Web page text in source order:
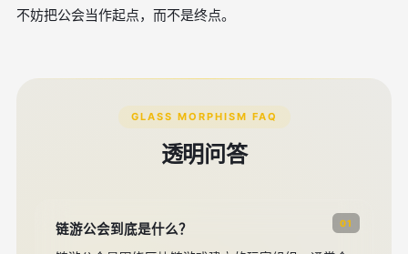
不妨把公会当作起点，而不是终点。
GLASS MORPHISM FAQ
透明问答
01
链游公会到底是什么？